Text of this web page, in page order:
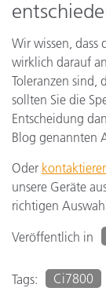
Wir wissen, dass
wirklich darauf
Toleranzen sind,
sollten Sie die
Entscheidung
Blog genannten
Oder
unsere Geräte
richtigen
Veröffentlich in
Tags: Ci7800